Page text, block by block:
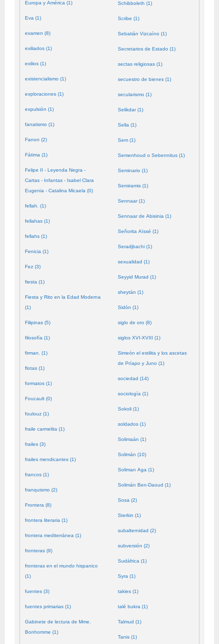
Europa y América (1)
Eva (1)
examen (8)
exiliados (1)
exilios (1)
existencialismo (1)
exploraciones (1)
expulsión (1)
fanatismo (1)
Fanon (2)
Fátima (1)
Felipe II - Leyenda Negra -
Cartas - Infantas - Isabel Clara
Eugenia - Catalina Micaela (0)
fellah. (1)
fellahas (1)
fellahs (1)
Fenicia (1)
Fez (3)
fiesta (1)
Fiesta y Rito en la Edad Moderna
(1)
Filipinas (5)
filosofía (1)
firman. (1)
flotas (1)
formatos (1)
Foucault (0)
foulouz (1)
fraile carmelita (1)
frailes (3)
frailes mendicantes (1)
francos (1)
franquismo (2)
Frontera (8)
frontera literaria (1)
frontera mediterránea (1)
fronteras (9)
fronteras en el mundo hispanico
(1)
fuentes (3)
fuentes primarias (1)
Gabinete de lectura de Mme.
Bonhomme (1)
Schibboleth (1)
Scribe (1)
Sebatián Vizcaíno (1)
Secretarios de Estado (1)
sectas religiosas (1)
secuestro de bienes (1)
secularismo (1)
Selikdar (1)
Sella (1)
Sem (1)
Semenhoud o Sebennitus (1)
Seminario (1)
Semiramis (1)
Sennaar (1)
Sennaar de Abisinia (1)
Señorita Aïssé (1)
Seradjbachi (1)
sexualidad (1)
Seyyid Murad (1)
sheytán (1)
Sidón (1)
siglo de oro (8)
siglos XVI-XVIII (1)
Simeón el estilita y los ascetas
de Príapo y Juno (1)
sociedad (14)
sociología (1)
Sokoli (1)
soldados (1)
Solimaán (1)
Solimán (10)
Soliman Aga (1)
Solimán Ben-Daoud (1)
Sosa (2)
Sterkin (1)
subalternidad (2)
subversión (2)
Sudáfrica (1)
Syra (1)
takies (1)
talé bukra (1)
Talmud (1)
Tanis (1)